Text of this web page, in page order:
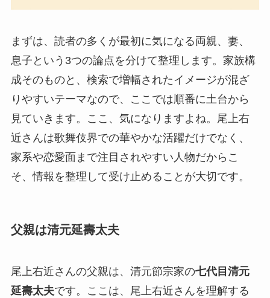
まずは、読者の多くが最初に気になる両親、妻、
息子という3つの論点を分けて整理します。家族構
成そのものと、検索で増幅されたイメージが混ざ
りやすいテーマなので、ここでは順番に土台から
見ていきます。ここ、気になりますよね。尾上右
近さんは歌舞伎界での華やかな活躍だけでなく、
家系や恋愛面まで注目されやすい人物だからこ
そ、情報を整理して受け止めることが大切です。
父親は清元延壽太夫
尾上右近さんの父親は、清元節宗家の七代目清元
延壽太夫です。ここは、尾上右近さんを理解する